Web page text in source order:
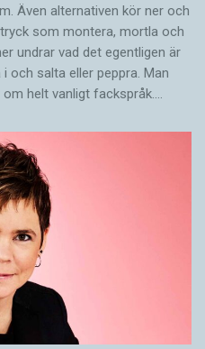
Även alternativen kör ner och
som montera, mortla och
undrar vad det egentligen är
och salta eller peppra. Man
helt vanligt fackspråk.…